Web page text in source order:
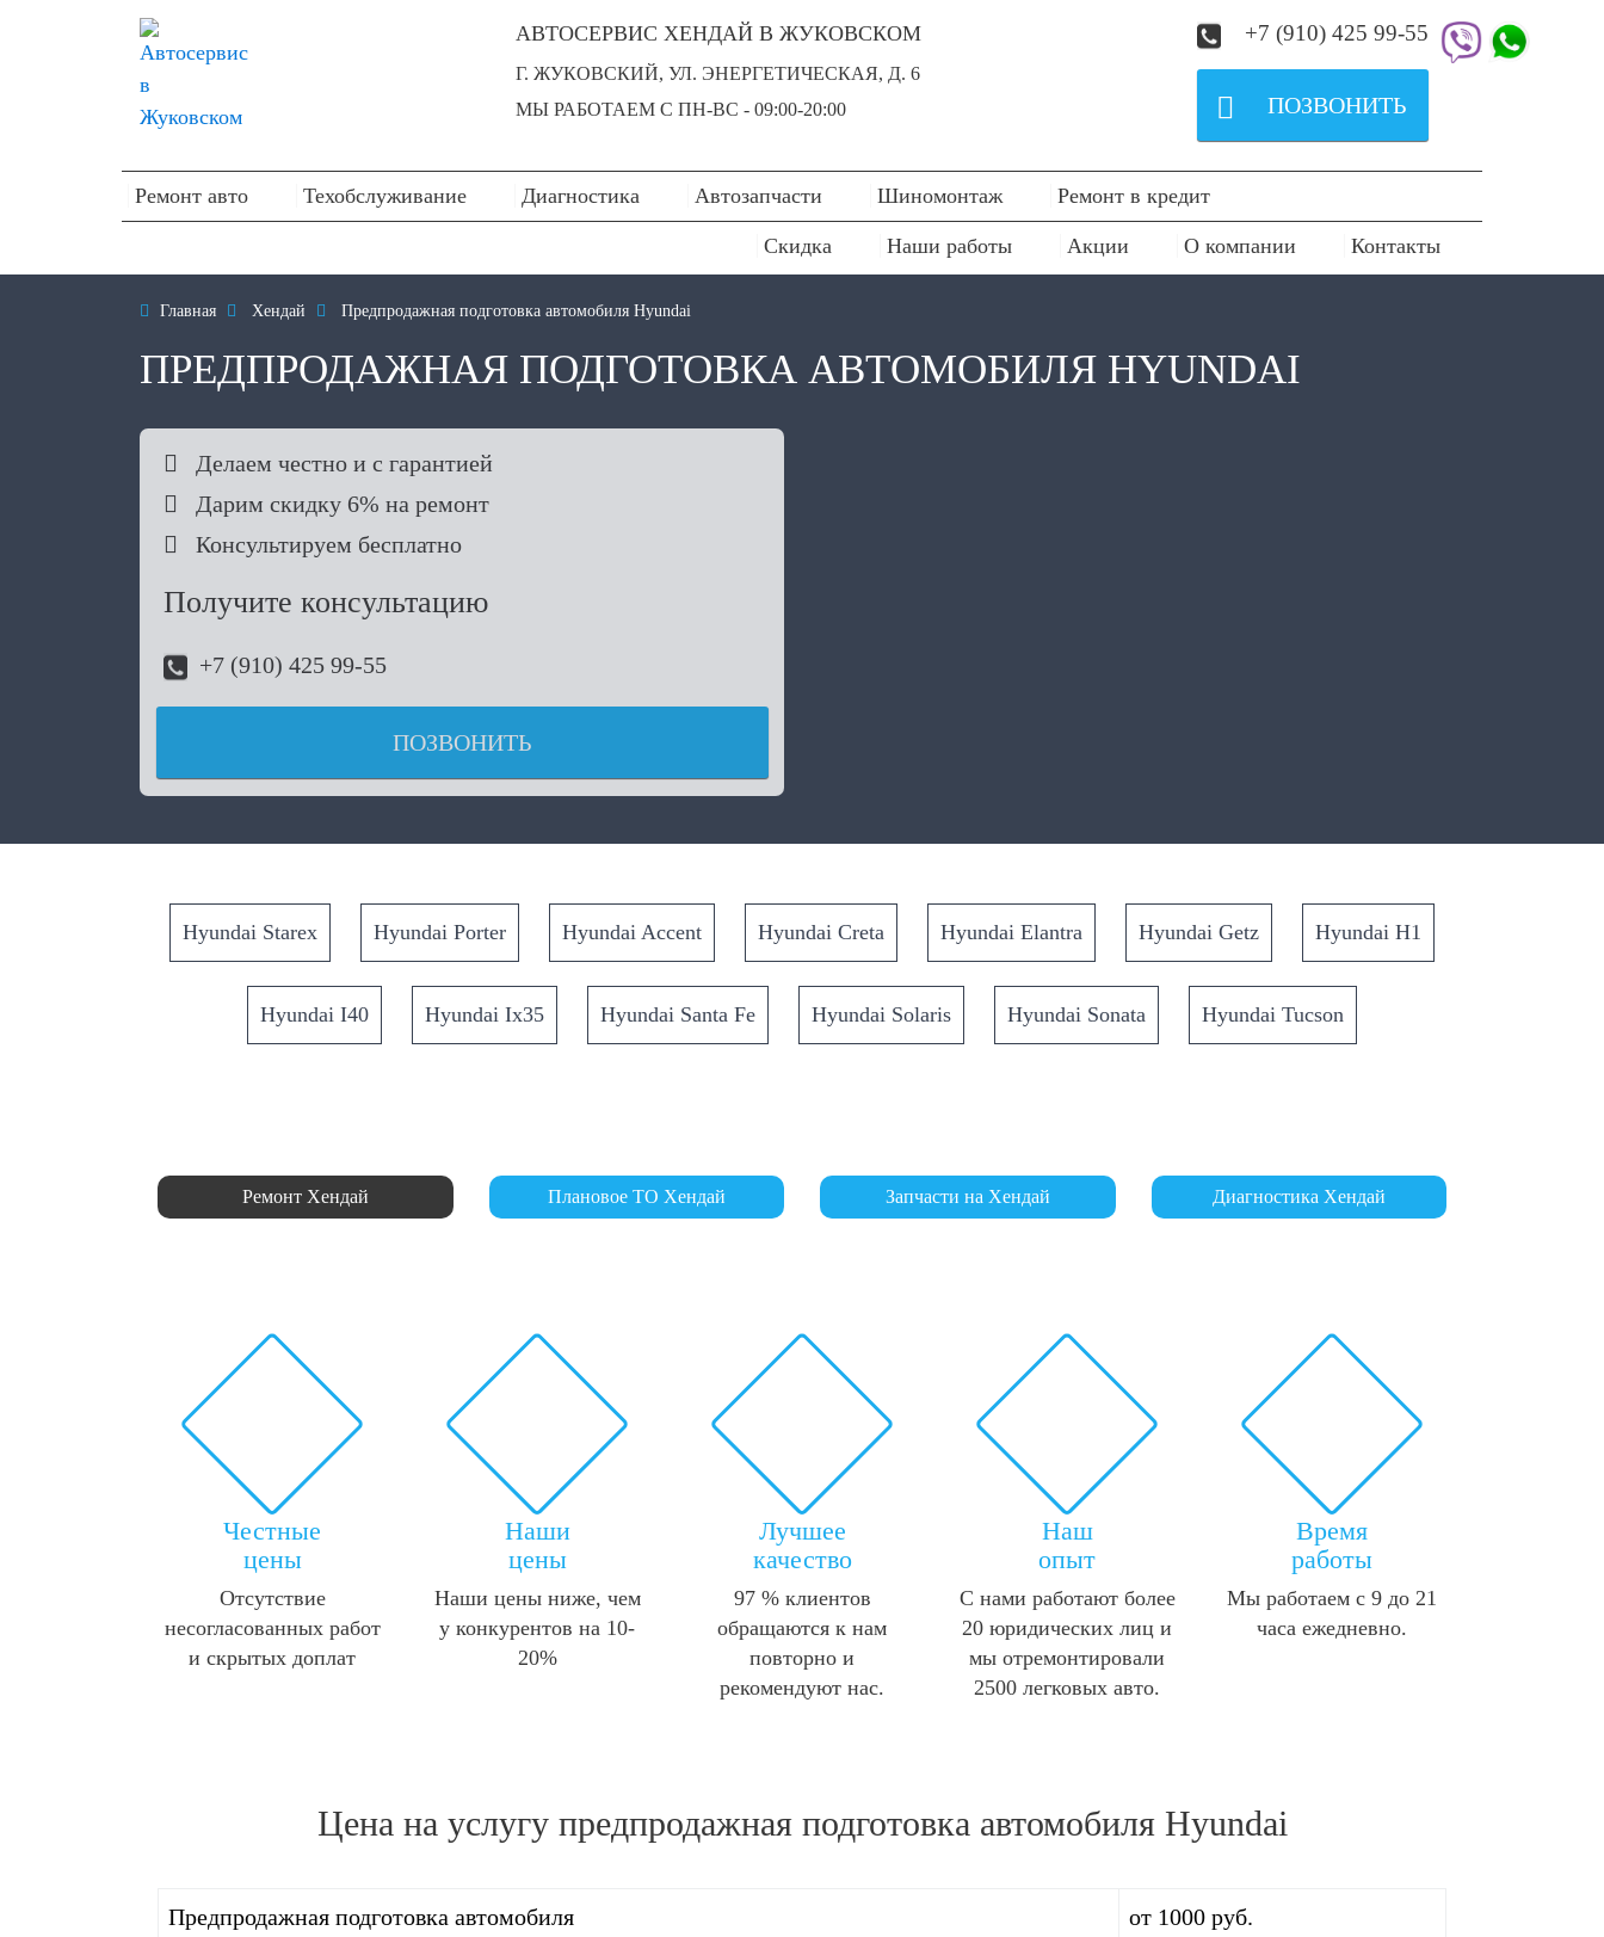
АВТОСЕРВИС ХЕНДАЙ В ЖУКОВСКОМ
Г. ЖУКОВСКИЙ, УЛ. ЭНЕРГЕТИЧЕСКАЯ, Д. 6
МЫ РАБОТАЕМ С ПН-ВC - 09:00-20:00
+7 (910) 425 99-55
 ПОЗВОНИТЬ
Ремонт авто Техобслуживание Диагностика Автозапчасти Шиномонтаж Ремонт в кредит
Скидка Наши работы Акции О компании Контакты
 Главная  Хендай  Предпродажная подготовка автомобиля Hyundai
ПРЕДПРОДАЖНАЯ ПОДГОТОВКА АВТОМОБИЛЯ HYUNDAI
 Делаем честно и с гарантией
 Дарим скидку 6% на ремонт
 Консультируем бесплатно
Получите консультацию
+7 (910) 425 99-55
ПОЗВОНИТЬ
Hyundai Starex Hyundai Porter Hyundai Accent Hyundai Creta Hyundai Elantra Hyundai Getz Hyundai H1
Hyundai I40 Hyundai Ix35 Hyundai Santa Fe Hyundai Solaris Hyundai Sonata Hyundai Tucson
Ремонт Хендай Плановое ТО Хендай Запчасти на Хендай Диагностика Хендай
Честные
цены
Отсутствие
несогласованных работ
и скрытых доплат
Наши
цены
Наши цены ниже, чем
у конкурентов на 10-
20%
Лучшее
качество
97 % клиентов
обращаются к нам
повторно и
рекомендуют нас.
Наш
опыт
С нами работают более
20 юридических лиц и
мы отремонтировали
2500 легковых авто.
Время
работы
Мы работаем с 9 до 21
часа ежедневно.
Цена на услугу предпродажная подготовка автомобиля Hyundai
Предпродажная подготовка автомобиля от 1000 руб.